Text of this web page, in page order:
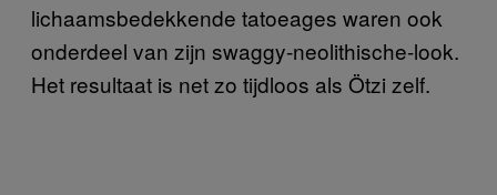
lichaamsbedekkende tatoeages waren ook
onderdeel van zijn swaggy-neolithische-look.
Het resultaat is net zo tijdloos als Ötzi zelf.